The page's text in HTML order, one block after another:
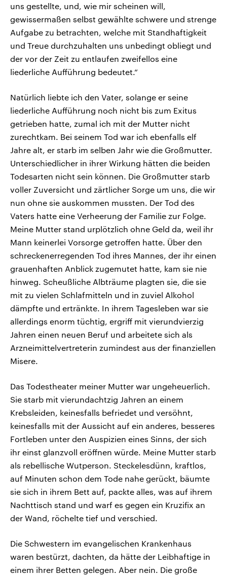
uns gestellte, und, wie mir scheinen will,
gewissermaßen selbst gewählte schwere und strenge
Aufgabe zu betrachten, welche mit Standhaftigkeit
und Treue durchzuhalten uns unbedingt obliegt und
der vor der Zeit zu entlaufen zweifellos eine
liederliche Aufführung bedeutet.“
Natürlich liebte ich den Vater, solange er seine
liederliche Aufführung noch nicht bis zum Exitus
getrieben hatte, zumal ich mit der Mutter nicht
zurechtkam. Bei seinem Tod war ich ebenfalls elf
Jahre alt, er starb im selben Jahr wie die Großmutter.
Unterschiedlicher in ihrer Wirkung hätten die beiden
Todesarten nicht sein können. Die Großmutter starb
voller Zuversicht und zärtlicher Sorge um uns, die wir
nun ohne sie auskommen mussten. Der Tod des
Vaters hatte eine Verheerung der Familie zur Folge.
Meine Mutter stand urplötzlich ohne Geld da, weil ihr
Mann keinerlei Vorsorge getroffen hatte. Über den
schreckenerregenden Tod ihres Mannes, der ihr einen
grauenhaften Anblick zugemutet hatte, kam sie nie
hinweg. Scheußliche Albträume plagten sie, die sie
mit zu vielen Schlafmitteln und in zuviel Alkohol
dämpfte und ertränkte. In ihrem Tagesleben war sie
allerdings enorm tüchtig, ergriff mit vierundvierzig
Jahren einen neuen Beruf und arbeitete sich als
Arzneimittelvertreterin zumindest aus der finanziellen
Misere.
Das Todestheater meiner Mutter war ungeheuerlich.
Sie starb mit vierundachtzig Jahren an einem
Krebsleiden, keinesfalls befriedet und versöhnt,
keinesfalls mit der Aussicht auf ein anderes, besseres
Fortleben unter den Auspizien eines Sinns, der sich
ihr einst glanzvoll eröffnen würde. Meine Mutter starb
als rebellische Wutperson. Steckelesdünn, kraftlos,
auf Minuten schon dem Tode nahe gerückt, bäumte
sie sich in ihrem Bett auf, packte alles, was auf ihrem
Nachttisch stand und warf es gegen ein Kruzifix an
der Wand, röchelte tief und verschied.
Die Schwestern im evangelischen Krankenhaus
waren bestürzt, dachten, da hätte der Leibhaftige in
einem ihrer Betten gelegen. Aber nein. Die große